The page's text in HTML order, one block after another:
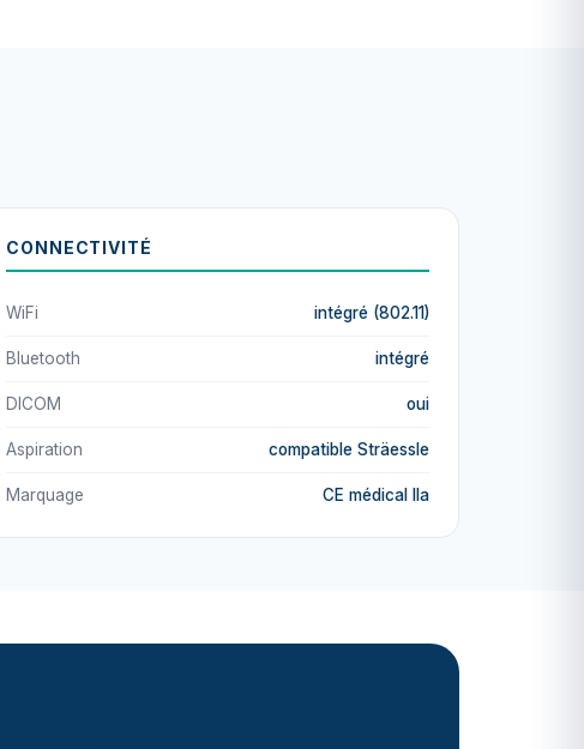
CONNECTIVITÉ
WiFi intégré (802.11)
Bluetooth intégré
DICOM oui
Aspiration compatible Sträessle
Marquage CE médical IIa